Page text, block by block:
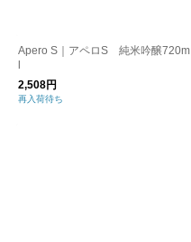
Apero S｜アペロS 純米吟醸720m
2,508円
再入荷待ち